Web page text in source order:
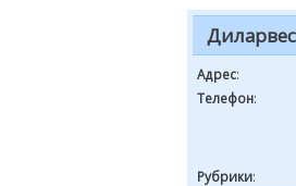
Адрес:
Телефон:
Рубрики: